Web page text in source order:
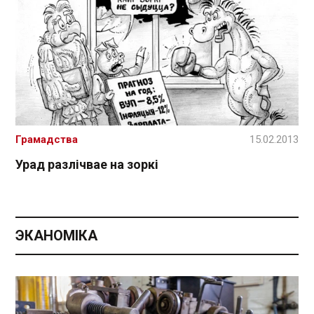
Урад разлічвае на зоркі
Грамадства 15.02.2013
ЭКАНОМІКА